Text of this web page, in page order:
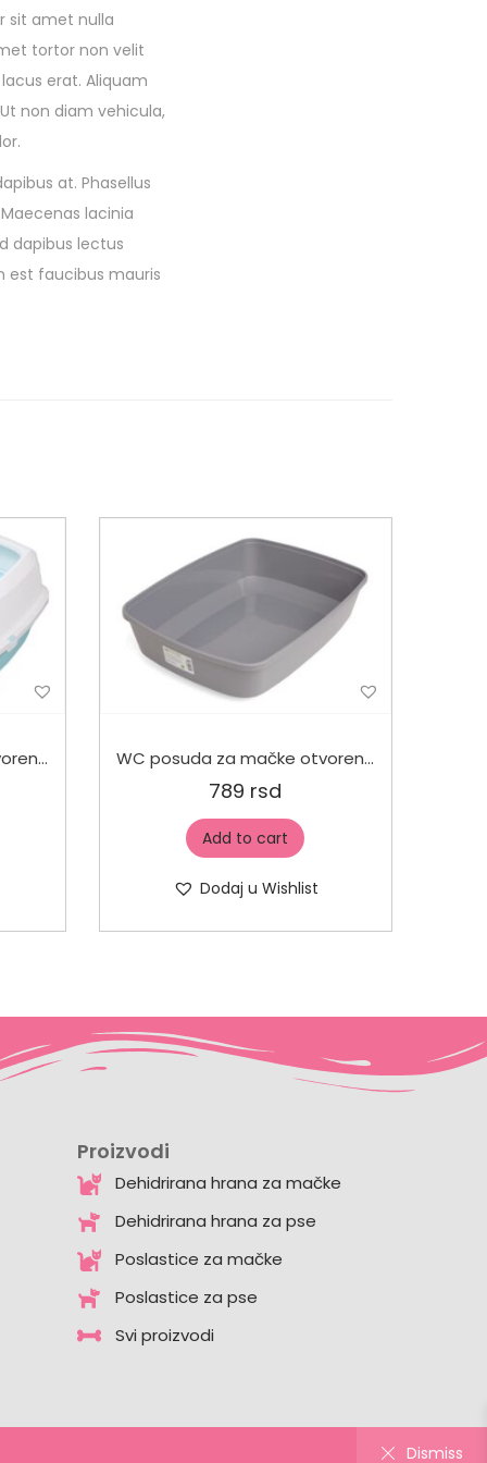
sit amet nulla
tortor non velit
erat. Aliquam
non diam vehicula,
at. Phasellus
lacinia
dapibus lectus
est faucibus mauris
WC posuda za mačke otvoreni s rubovima 35x25x15cm WC posuda za mačke otvoreni 35x25x10cm
789 rsd
Add to cart
Dodaj u Wishlist
Proizvodi
Dehidrirana hrana za mačke
Dehidrirana hrana za pse
Poslastice za mačke
Poslastice za pse
Svi proizvodi
Dismiss